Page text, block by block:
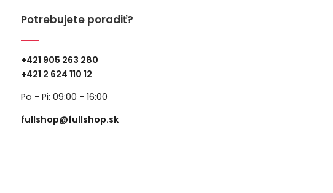
Potrebujete poradiť?
+421 905 263 280
+421 2 624 110 12
Po - Pi: 09:00 - 16:00
fullshop@fullshop.sk